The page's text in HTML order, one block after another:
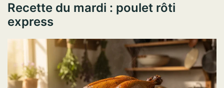
Recette du mardi : poulet rôti
express